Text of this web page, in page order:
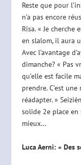
Reste que pour
n’a pas encore
Risa. « Je cherche
en slalom, il aura
Avec l’avantage
dimanche? « Pas
qu’elle est facile
prendre. C’est
réadapter. »
solide 2e place en
mieux…
Luca Aerni: « Des